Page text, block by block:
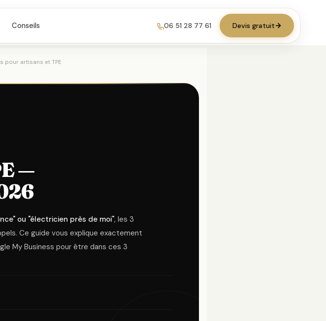
Conseils 06 51 28 77 61 Devis gratuit
pour artisans et TPE
—
ou "électricien près de moi", les 3
Ce guide vous explique exactement
My Business pour être dans ces 3